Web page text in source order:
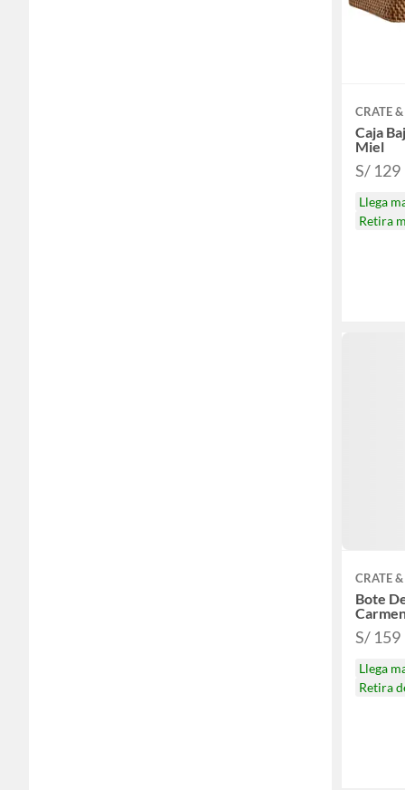
CRATE
Caja
Miel
S/ 129
Llega
Retira
CRATE
Bote
S/ 159
Llega
Retira